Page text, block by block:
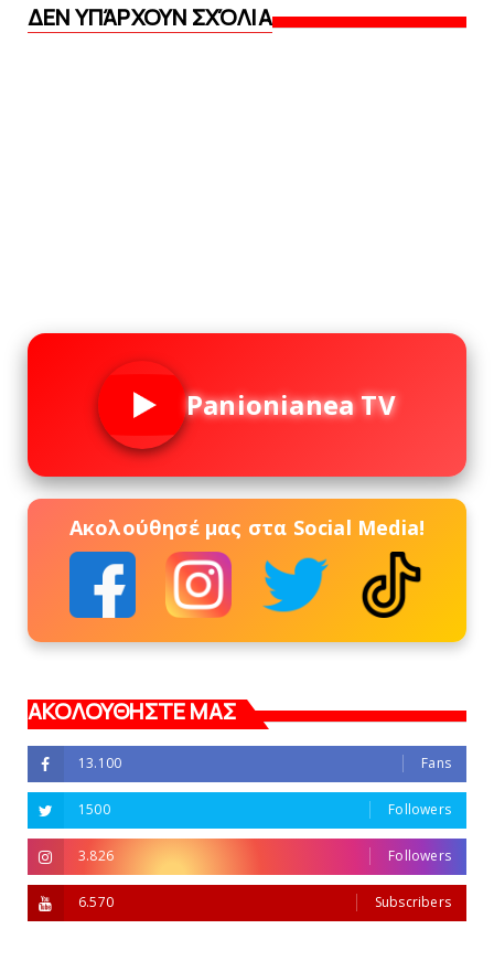
ΔΕΝ ΥΠΆΡΧΟΥΝ ΣΧΌΛΙΑ
Panionianea TV
Ακολούθησέ μας στα Social Media!
ΑΚΟΛΟΥΘΗΣΤΕ ΜΑΣ
13.100 Fans
1500 Followers
3.826 Followers
6.570 Subscribers